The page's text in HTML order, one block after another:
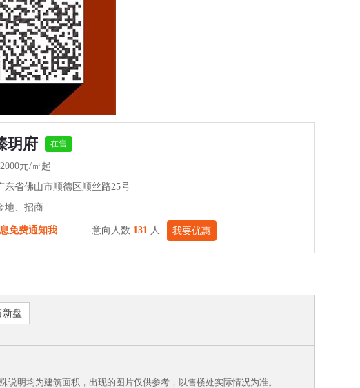
玥府 在售
元/㎡起
东省佛山市顺德区顺丝路25号
地、招商
免费通知我 意向人数 131 人 我要优惠
新盘
明均为建筑面积，出现的图片仅供参考，以售楼处实际情况为准。